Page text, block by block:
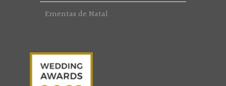
Ementas de Natal